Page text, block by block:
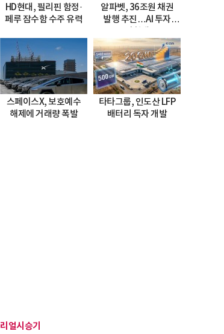
HD현대, 필리핀 함정·
페루 잠수함 수주 유력
알파벳, 36조원 채권
발행 추진…AI 투자
스페이스X, 보호예수
해제에 거래량 폭발
타타그룹, 인도산 LFP
배터리 독자 개발
리얼시승기